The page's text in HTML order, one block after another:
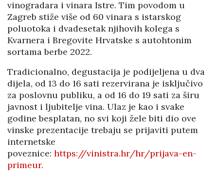
vinogradara i vinara Istre. Tim povodom u
Zagreb stiže više od 60 vinara s istarskog
poluotoka i dvadesetak njihovih kolega s
Kvarnera i Bregovite Hrvatske s autohtonim
sortama berbe 2022.
Tradicionalno, degustacija je podijeljena u dva
dijela, od 13 do 16 sati rezervirana je isključivo
za poslovnu publiku, a od 16 do 19 sati za širu
javnost i ljubitelje vina. Ulaz je kao i svake
godine besplatan, no svi koji žele biti dio ove
vinske prezentacije trebaju se prijaviti putem
internetske
poveznice: https://vinistra.hr/hr/prijava-en-
primeur.